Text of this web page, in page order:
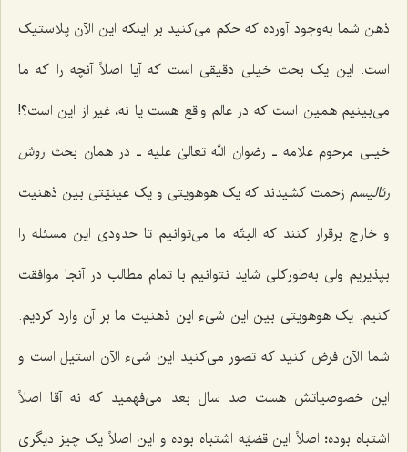
ذهن شما به‌وجود آورده که حکم می‌کنید بر اینکه این الآن پلاستیک
است. این یک بحث خیلی دقیقی است که آیا اصلاً آنچه را که ما
می‌بینیم همین است که در عالم واقع هست یا نه، غیر از این است؟!
خیلی مرحوم علامه ـ رضوان الله تعالیٰ علیه ـ در همان بحث روش
رئالیسم زحمت کشیدند که یک هوهویتی و یک عینیّتی بین ذهنیت
و خارج برقرار کنند که البتّه ما می‌توانیم تا حدودی این مسئله را
بپذیریم ولی به‌طورکلی شاید نتوانیم با تمام مطالب در آنجا موافقت
کنیم. یک هوهویتی بین این شیء این ذهنیت ما بر آن وارد کردیم.
شما الآن فرض کنید که تصور می‌کنید این شیء الآن استیل است و
این خصوصیاتش هست صد سال بعد می‌فهمید که نه آقا اصلاً
اشتباه بوده؛ اصلاً این قضیّه اشتباه بوده و این اصلاً یک چیز دیگری